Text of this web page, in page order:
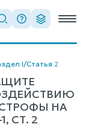
I/Статья 2
НА
СТ. 2